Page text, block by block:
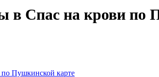
в Cпас на крови по